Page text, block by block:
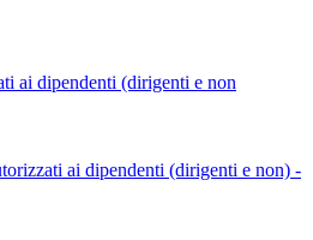
ai dipendenti (dirigenti e non
ai dipendenti (dirigenti e non) -